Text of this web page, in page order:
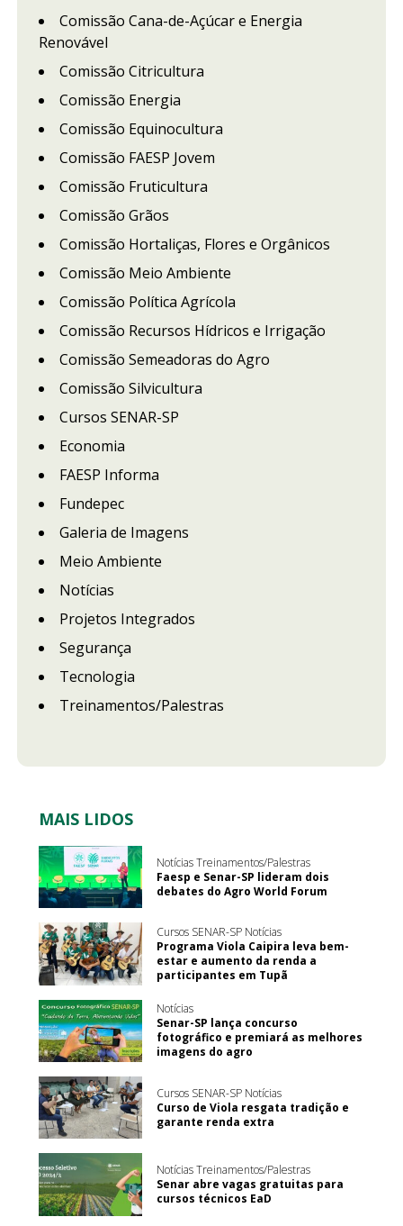
Comissão Cana-de-Açúcar e Energia
Renovável
Comissão Citricultura
Comissão Energia
Comissão Equinocultura
Comissão FAESP Jovem
Comissão Fruticultura
Comissão Grãos
Comissão Hortaliças, Flores e Orgânicos
Comissão Meio Ambiente
Comissão Política Agrícola
Comissão Recursos Hídricos e Irrigação
Comissão Semeadoras do Agro
Comissão Silvicultura
Cursos SENAR-SP
Economia
FAESP Informa
Fundepec
Galeria de Imagens
Meio Ambiente
Notícias
Projetos Integrados
Segurança
Tecnologia
Treinamentos/Palestras
MAIS LIDOS
Notícias Treinamentos/Palestras
Faesp e Senar-SP lideram dois
debates do Agro World Forum
Cursos SENAR-SP Notícias
Programa Viola Caipira leva bem-
estar e aumento da renda a
participantes em Tupã
Notícias
Senar-SP lança concurso
fotográfico e premiará as melhores
imagens do agro
Cursos SENAR-SP Notícias
Curso de Viola resgata tradição e
garante renda extra
Notícias Treinamentos/Palestras
Senar abre vagas gratuitas para
cursos técnicos EaD